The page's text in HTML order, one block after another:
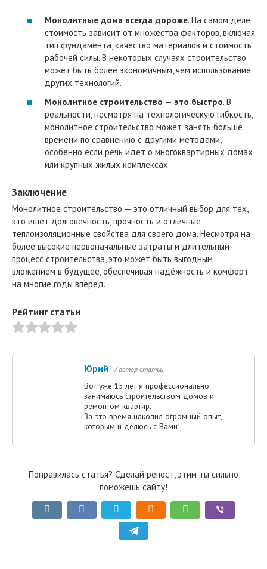
Монолитные дома всегда дороже. На самом деле
стоимость зависит от множества факторов, включая
тип фундамента, качество материалов и стоимость
рабочей силы. В некоторых случаях строительство
может быть более экономичным, чем использование
других технологий.
Монолитное строительство — это быстро. В
реальности, несмотря на технологическую гибкость,
монолитное строительство может занять больше
времени по сравнению с другими методами,
особенно если речь идёт о многоквартирных домах
или крупных жилых комплексах.
Заключение
Монолитное строительство — это отличный выбор для тех,
кто ищет долговечность, прочность и отличные
теплоизоляционные свойства для своего дома. Несмотря на
более высокие первоначальные затраты и длительный
процесс строительства, это может быть выгодным
вложением в будущее, обеспечивая надёжность и комфорт
на многие годы вперёд.
Рейтинг статьи
Юрий / автор статьи
Вот уже 15 лет я профессионально
занимаюсь строительством домов и
ремонтом квартир.
За это время накопил огромный опыт,
которым и делюсь с Вами!
Понравилась статья? Сделай репост, этим ты сильно
поможешь сайту!